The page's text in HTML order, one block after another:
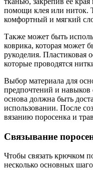
помощи клея или ниток.
комфортный и мягкий
Также может быть
коврика, которая может
рукоделия. Пластиковая
которые проводятся
Выбор материала для
предпочтений и навыков
основа должна быть
использовании. После
вязанию поросенка и
Связывание
Чтобы связать крючком
несколько основных